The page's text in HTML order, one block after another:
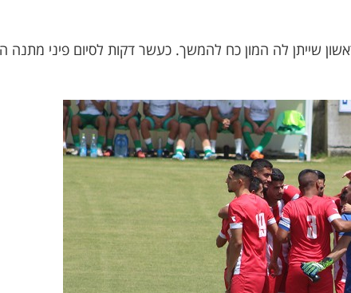
שייתן לה המון כח להמשך. כעשר דקות לסיום פיני מתנה